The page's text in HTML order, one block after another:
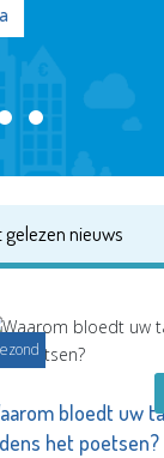
gelezen nieuws
bloedt uw
het poetsen?